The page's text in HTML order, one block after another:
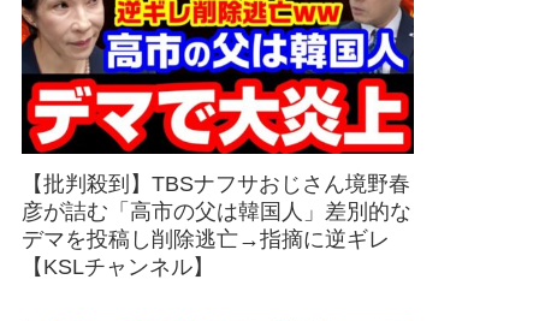
【批判殺到】TBSナフサおじさん境野春
彦が詰む「高市の父は韓国人」差別的な
デマを投稿し削除逃亡→指摘に逆ギレ
【KSLチャンネル】